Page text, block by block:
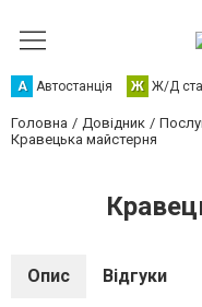
А Автостанція Ж Ж/Д
Головна Довідник
Кравецька майстерня
Опис Відгуки